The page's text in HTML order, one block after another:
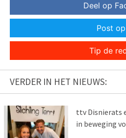
Deel op
Post
Tip de
VERDER IN HET NIEUWS:
ttv Disnierats
in beweging